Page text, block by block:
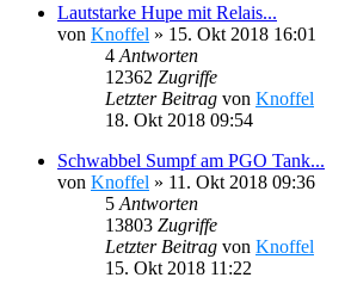
Lautstarke Hupe mit Relais...
von Knoffel » 15. Okt 2018 16:01
4 Antworten
12362 Zugriffe
Letzter Beitrag von Knoffel
18. Okt 2018 09:54
Schwabbel Sumpf am PGO Tank...
von Knoffel » 11. Okt 2018 09:36
5 Antworten
13803 Zugriffe
Letzter Beitrag von Knoffel
15. Okt 2018 11:22